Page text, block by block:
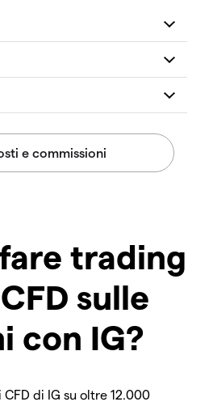
trading
sulle
con IG?
di IG su oltre 12.000